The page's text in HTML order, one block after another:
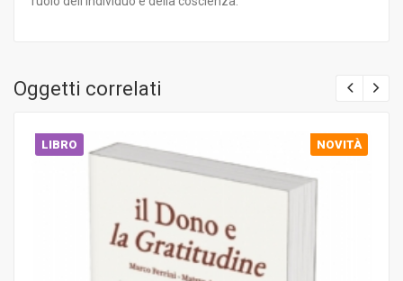
Oggetti correlati
LIBRO NOVITÀ